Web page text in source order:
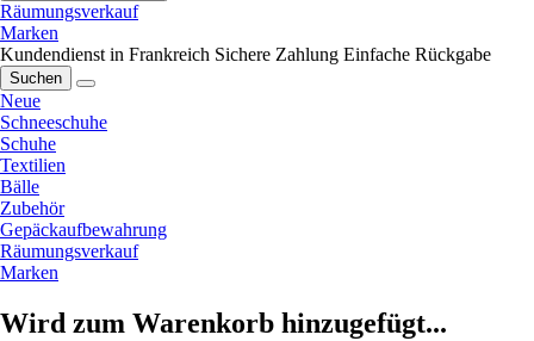
Räumungsverkauf
Marken
Kundendienst in Frankreich Sichere Zahlung Einfache Rückgabe
Suchen
Neue
Schneeschuhe
Schuhe
Textilien
Bälle
Zubehör
Gepäckaufbewahrung
Räumungsverkauf
Marken
Wird zum Warenkorb hinzugefügt...